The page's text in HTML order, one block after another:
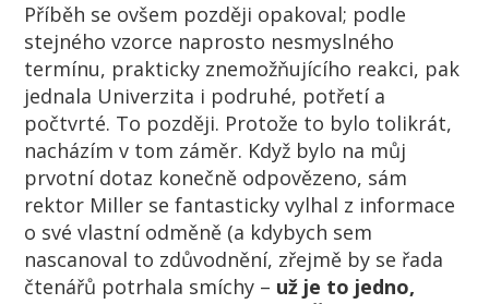
Příběh se ovšem později opakoval; podle
stejného vzorce naprosto nesmyslného
termínu, prakticky znemožňujícího reakci, pak
jednala Univerzita i podruhé, potřetí a
počtvrté. To později. Protože to bylo tolikrát,
nacházím v tom záměr. Když bylo na můj
prvotní dotaz konečně odpovězeno, sám
rektor Miller se fantasticky vylhal z informace
o své vlastní odměně (a kdybych sem
nascanoval to zdůvodnění, zřejmě by se řada
čtenářů potrhala smíchy – už je to jedno,